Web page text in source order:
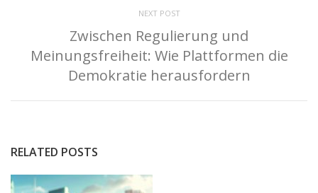
NEXT POST
Zwischen Regulierung und
Meinungsfreiheit: Wie Plattformen die
Demokratie herausfordern
RELATED POSTS